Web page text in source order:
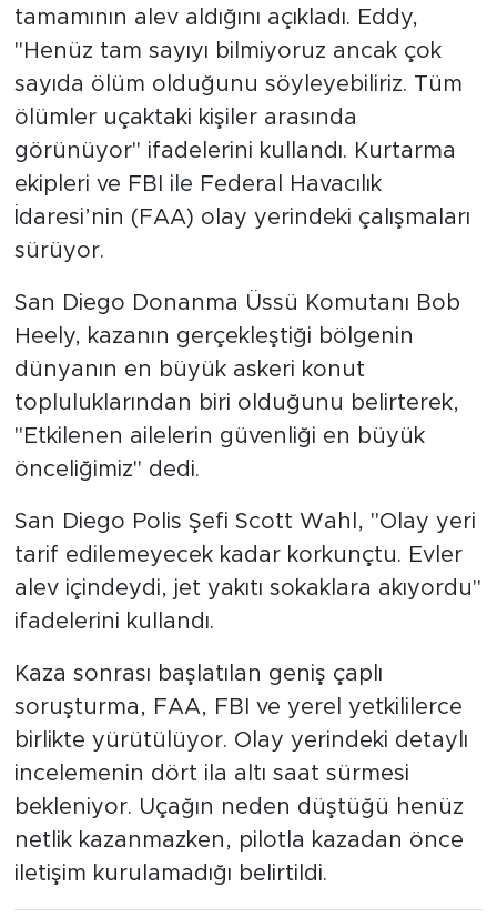
tamamının alev aldığını açıkladı. Eddy,
"Henüz tam sayıyı bilmiyoruz ancak çok
sayıda ölüm olduğunu söyleyebiliriz. Tüm
ölümler uçaktaki kişiler arasında
görünüyor" ifadelerini kullandı. Kurtarma
ekipleri ve FBI ile Federal Havacılık
İdaresi’nin (FAA) olay yerindeki çalışmaları
sürüyor.
San Diego Donanma Üssü Komutanı Bob
Heely, kazanın gerçekleştiği bölgenin
dünyanın en büyük askeri konut
topluluklarından biri olduğunu belirterek,
"Etkilenen ailelerin güvenliği en büyük
önceliğimiz" dedi.
San Diego Polis Şefi Scott Wahl, "Olay yeri
tarif edilemeyecek kadar korkunçtu. Evler
alev içindeydi, jet yakıtı sokaklara akıyordu"
ifadelerini kullandı.
Kaza sonrası başlatılan geniş çaplı
soruşturma, FAA, FBI ve yerel yetkililerce
birlikte yürütülüyor. Olay yerindeki detaylı
incelemenin dört ila altı saat sürmesi
bekleniyor. Uçağın neden düştüğü henüz
netlik kazanmazken, pilotla kazadan önce
iletişim kurulamadığı belirtildi.